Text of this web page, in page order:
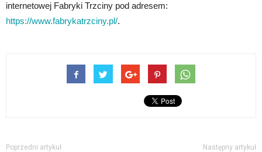
internetowej Fabryki Trzciny pod adresem:
https://www.fabrykatrzciny.pl/.
Poprzedni artykuł Następny artykuł